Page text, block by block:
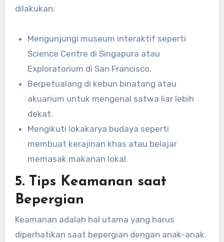
dilakukan:
Mengunjungi museum interaktif seperti
Science Centre di Singapura atau
Exploratorium di San Francisco.
Berpetualang di kebun binatang atau
akuarium untuk mengenal satwa liar lebih
dekat.
Mengikuti lokakarya budaya seperti
membuat kerajinan khas atau belajar
memasak makanan lokal.
5. Tips Keamanan saat
Bepergian
Keamanan adalah hal utama yang harus
diperhatikan saat bepergian dengan anak-anak.